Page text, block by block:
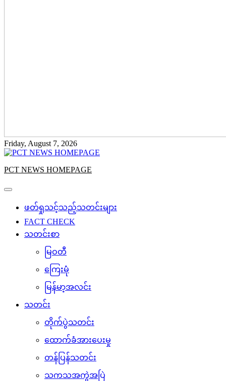
Friday, August 7, 2026
PCT NEWS HOMEPAGE
ဖတ်ရှုသင့်သည့်သတင်းများ
FACT CHECK
သတင်းစာ
မြဝတီ
ကြေးမုံ
မြန်မာ့အလင်း
သတင်း
တိုက်ပွဲသတင်း
ထောက်ခံအားပေးမှု
တန်ပြန်သတင်း
သကသအကွဲအပြဲ